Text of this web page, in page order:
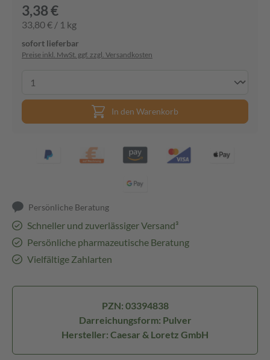
3,38 €
33,80 € / 1 kg
sofort lieferbar
Preise inkl. MwSt. ggf. zzgl. Versandkosten
In den Warenkorb
Persönliche Beratung
Schneller und zuverlässiger Versand³
Persönliche pharmazeutische Beratung
Vielfältige Zahlarten
PZN: 03394838
Darreichungsform: Pulver
Hersteller: Caesar & Loretz GmbH